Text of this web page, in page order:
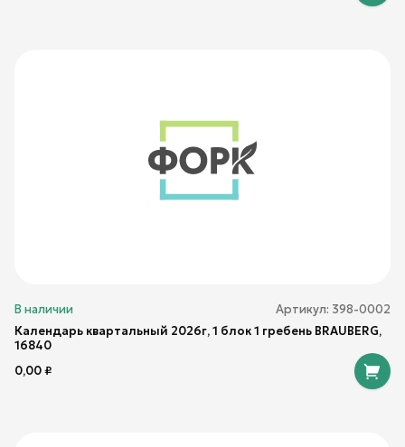
В наличии Артикул: 398-0002
Календарь квартальный 2026г, 1 блок 1 гребень BRAUBERG,
16840
0,00₽